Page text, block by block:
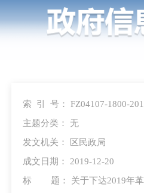
索 引 号： FZ04107-1800-
主题分类： 无
发文机关： 区民政局
成文日期： 2019-12-20
标 题： 关于下达2019年